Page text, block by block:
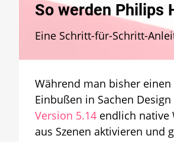
So werden Philips
Eine Schritt-für-Schritt-
Während man bisher
Einbußen in Sachen
Version 5.14 endlich native
aus Szenen aktivieren und